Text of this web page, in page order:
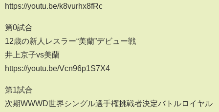
https://youtu.be/k8vurhx8fRc
第0試合
12歳の新人レスラー“美蘭”デビュー戦
井上京子vs美蘭
https://youtu.be/Vcn96p1S7X4
第1試合
次期WWWD世界シングル選手権挑戦者決定バトルロイヤル